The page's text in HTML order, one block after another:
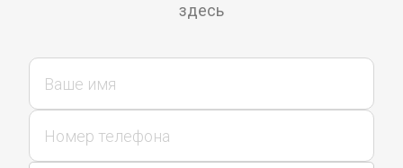
здесь